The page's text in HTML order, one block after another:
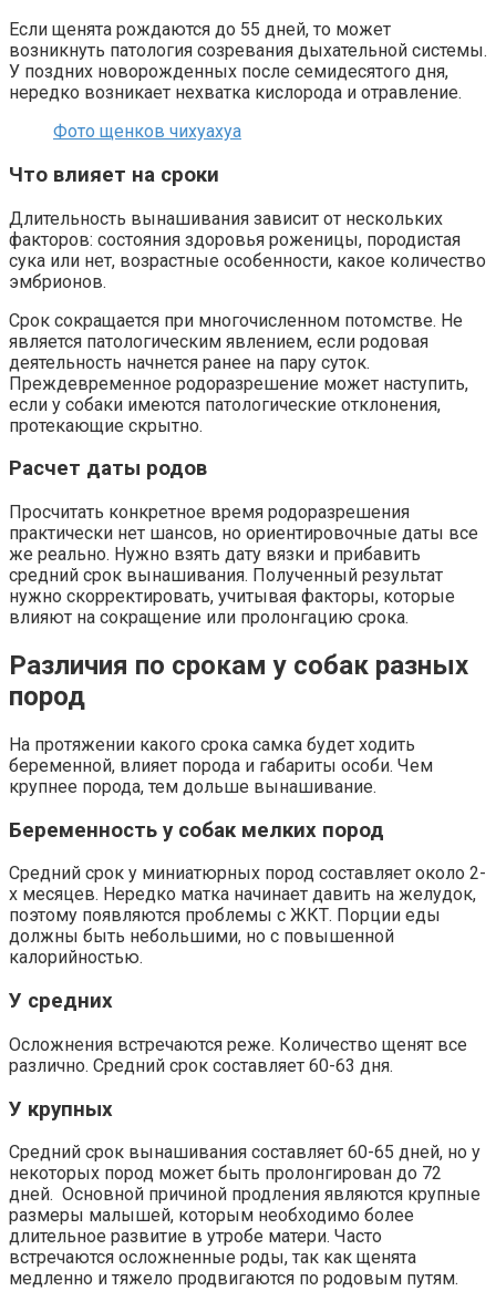
Если щенята рождаются до 55 дней, то может
возникнуть патология созревания дыхательной системы.
У поздних новорожденных после семидесятого дня,
нередко возникает нехватка кислорода и отравление.
Фото щенков чихуахуа
Что влияет на сроки
Длительность вынашивания зависит от нескольких
факторов: состояния здоровья роженицы, породистая
сука или нет, возрастные особенности, какое количество
эмбрионов.
Срок сокращается при многочисленном потомстве. Не
является патологическим явлением, если родовая
деятельность начнется ранее на пару суток.
Преждевременное родоразрешение может наступить,
если у собаки имеются патологические отклонения,
протекающие скрытно.
Расчет даты родов
Просчитать конкретное время родоразрешения
практически нет шансов, но ориентировочные даты все
же реально. Нужно взять дату вязки и прибавить
средний срок вынашивания. Полученный результат
нужно скорректировать, учитывая факторы, которые
влияют на сокращение или пролонгацию срока.
Различия по срокам у собак разных
пород
На протяжении какого срока самка будет ходить
беременной, влияет порода и габариты особи. Чем
крупнее порода, тем дольше вынашивание.
Беременность у собак мелких пород
Средний срок у миниатюрных пород составляет около 2-
х месяцев. Нередко матка начинает давить на желудок,
поэтому появляются проблемы с ЖКТ. Порции еды
должны быть небольшими, но с повышенной
калорийностью.
У средних
Осложнения встречаются реже. Количество щенят все
различно. Средний срок составляет 60-63 дня.
У крупных
Средний срок вынашивания составляет 60-65 дней, но у
некоторых пород может быть пролонгирован до 72
дней. Основной причиной продления являются крупные
размеры малышей, которым необходимо более
длительное развитие в утробе матери. Часто
встречаются осложненные роды, так как щенята
медленно и тяжело продвигаются по родовым путям.